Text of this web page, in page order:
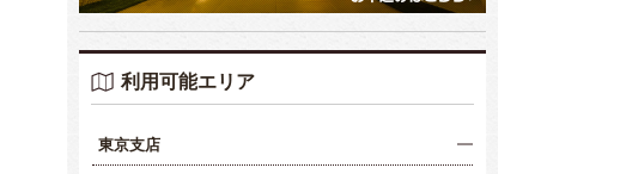
利用可能エリア
東京支店